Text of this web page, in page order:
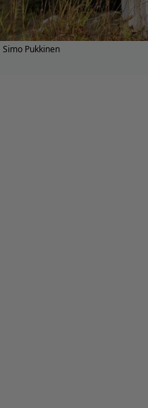
Simo Pukkinen